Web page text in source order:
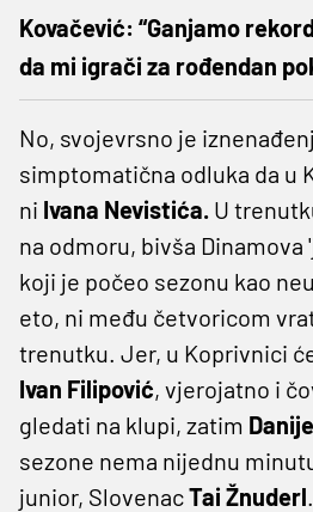
Kovačević: “Ganjamo
da mi igrači za rođendan
No, svojevrsno je
simptomatična odluka da u
ni Ivana Nevistića. U
na odmoru, bivša Dinamova
koji je počeo sezonu kao
eto, ni među četvoricom
trenutku. Jer, u Koprivnici
Ivan Filipović, vjerojatno i
gledati na klupi, zatim
sezone nema nijednu
junior, SlovenacTai Žnuderl